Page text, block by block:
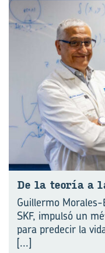
De la teo­ría a
Guillermo
SKF, impulsó un
para predecir la
[...]